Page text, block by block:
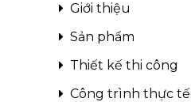
Giới thiệu
Sản phẩm
Thiết kế thi công
Công trình thực tế